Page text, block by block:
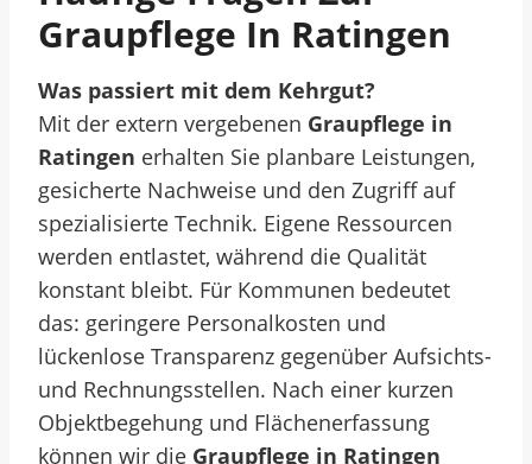
Graupflege In Ratingen
Was passiert mit dem Kehrgut?
Mit der extern vergebenen Graupflege in
Ratingen erhalten Sie planbare Leistungen,
gesicherte Nachweise und den Zugriff auf
spezialisierte Technik. Eigene Ressourcen
werden entlastet, während die Qualität
konstant bleibt. Für Kommunen bedeutet
das: geringere Personalkosten und
lückenlose Transparenz gegenüber Aufsichts-
und Rechnungsstellen. Nach einer kurzen
Objektbegehung und Flächenerfassung
können wir die Graupflege in Ratingen